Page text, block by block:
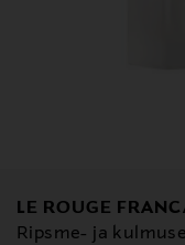
LE ROUGE
Ripsme- ja